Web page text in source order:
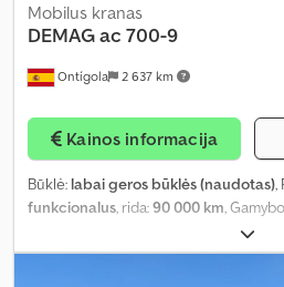
Ontígola 2 637 km
Mobilus kranas
DEMAGac 700-9
Kainos informacija
Būklė: labai geros būklės (naudotas),
funkcionalus, rida:90 000 km,